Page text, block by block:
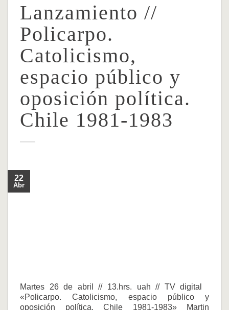
Lanzamiento //
Policarpo.
Catolicismo,
espacio público y
oposición política.
Chile 1981-1983
22
Abr
Martes 26 de abril // 13.hrs. uah // TV digital
«Policarpo. Catolicismo, espacio público y
oposición política. Chile 1981-1983» Martin